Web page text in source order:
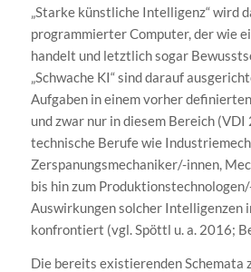
„Starke künstliche Intelligenz“ wird
programmierter Computer, der wie
handelt und letztlich sogar
„Schwache KI“ sind darauf
Aufgaben in einem vorher
und zwar nur in diesem Bereich
technische Berufe wie
Zerspanungsmechaniker/-innen,
bis hin zum
Auswirkungen solcher Intelligenzen
konfrontiert (vgl. Spöttl u. a. 2016;
Die bereits existierenden Schemata